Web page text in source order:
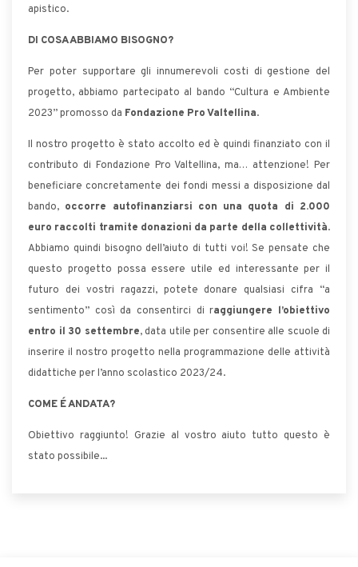
apistico.
DI COSA ABBIAMO BISOGNO?
Per poter supportare gli innumerevoli costi di gestione del
progetto, abbiamo partecipato al bando “Cultura e Ambiente
2023” promosso da Fondazione Pro Valtellina.
Il nostro progetto è stato accolto ed è quindi finanziato con il
contributo di Fondazione Pro Valtellina, ma… attenzione! Per
beneficiare concretamente dei fondi messi a disposizione dal
bando, occorre autofinanziarsi con una quota di 2.000
euro raccolti tramite donazioni da parte della collettività.
Abbiamo quindi bisogno dell’aiuto di tutti voi! Se pensate che
questo progetto possa essere utile ed interessante per il
futuro dei vostri ragazzi, potete donare qualsiasi cifra “a
sentimento” così da consentirci di raggiungere l’obiettivo
entro il 30 settembre, data utile per consentire alle scuole di
inserire il nostro progetto nella programmazione delle attività
didattiche per l’anno scolastico 2023/24.
COME É ANDATA?
Obiettivo raggiunto! Grazie al vostro aiuto tutto questo è
stato possibile...